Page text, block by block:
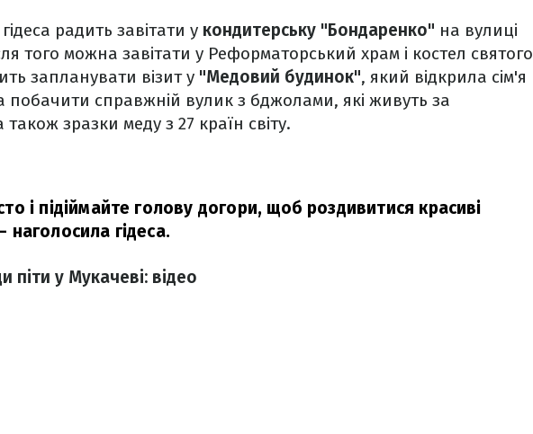
радить завітати у кондитерську "Бондаренко" на вулиці
того можна завітати у Реформаторський храм і костел святого
запланувати візит у "Медовий будинок", який відкрила сім'я
побачити справжній вулик з бджолами, які живуть за
зразки меду з 27 країн світу.
і підіймайте голову догори, щоб роздивитися красиві
наголосила гідеса.
піти у Мукачеві: відео